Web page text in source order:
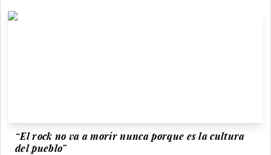
“El rock no va a morir nunca porque es la cultura
del pueblo”